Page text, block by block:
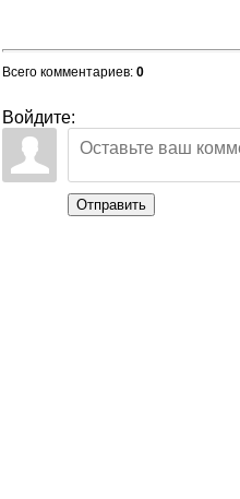
Всего комментариев: 0
Войдите:
Отправить